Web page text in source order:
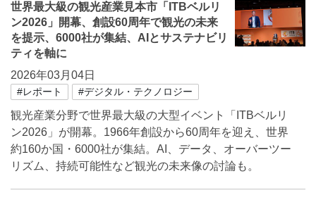
世界最大級の観光産業見本市「ITBベルリ
ン2026」開幕、創設60周年で観光の未来
を提示、6000社が集結、AIとサステナビリ
ティを軸に
2026年03月04日
#レポート #デジタル・テクノロジー
観光産業分野で世界最大級の大型イベント「ITBベルリ
ン2026」が開幕。1966年創設から60周年を迎え、世界
約160か国・6000社が集結。AI、データ、オーバーツー
リズム、持続可能性など観光の未来像の討論も。